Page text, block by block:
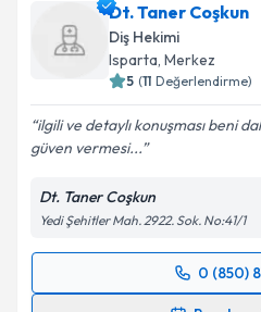
Dt. Taner Coşkun
Diş Hekimi
Isparta, Merkez
5 (11 Değerlendirme)
ilgili ve detaylı konuşması beni
güven vermesi...
Dt. Taner Coşkun
Yedi Şehitler Mah. 2922. Sok. No:41/1
0 (850)
Randevu Takvimi